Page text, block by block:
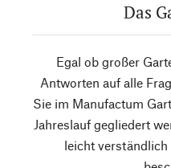
Das
Egal ob großer
Antworten auf alle
Sie im Manufactum
Jahreslauf gegliedert
leicht